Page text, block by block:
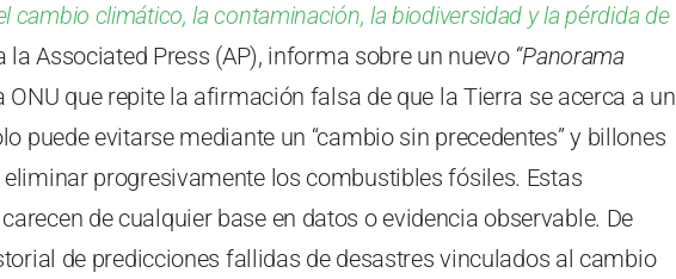
climático, la contaminación, la biodiversidad y la pérdida de
la Associated Press (AP), informa sobre un nuevo “Panorama
ONU que repite la afirmación falsa de que la Tierra se acerca a un
puede evitarse mediante un “cambio sin precedentes” y billones
progresivamente los combustibles fósiles. Estas
de cualquier base en datos o evidencia observable. De
de predicciones fallidas de desastres vinculados al cambio